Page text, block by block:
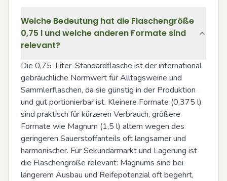
Welche Bedeutung hat die Flaschengröße
0,75 l und welche anderen Formate sind
relevant?
Die 0,75-Liter-Standardflasche ist der international
gebräuchliche Normwert für Alltagsweine und
Sammlerflaschen, da sie günstig in der Produktion
und gut portionierbar ist. Kleinere Formate (0,375 l)
sind praktisch für kürzeren Verbrauch, größere
Formate wie Magnum (1,5 l) altern wegen des
geringeren Sauerstoffanteils oft langsamer und
harmonischer. Für Sekundärmarkt und Lagerung ist
die Flaschengröße relevant: Magnums sind bei
längerem Ausbau und Reifepotenzial oft begehrt,